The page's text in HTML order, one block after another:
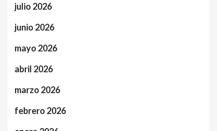
julio 2026
junio 2026
mayo 2026
abril 2026
marzo 2026
febrero 2026